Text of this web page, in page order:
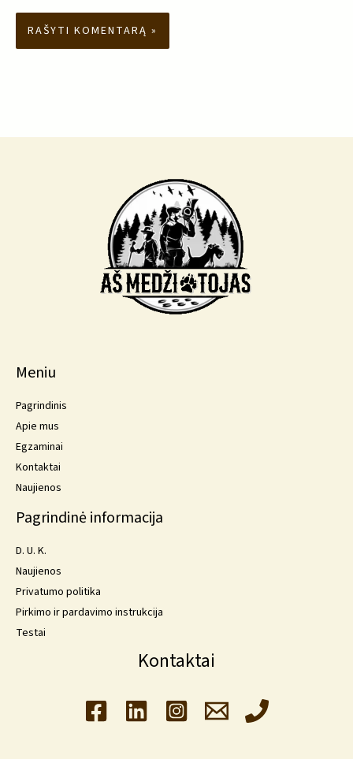
Meniu
Pagrindinis
Apie mus
Egzaminai
Kontaktai
Naujienos
Pagrindinė informacija
D. U. K.
Naujienos
Privatumo politika
Pirkimo ir pardavimo instrukcija
Testai
Kontaktai